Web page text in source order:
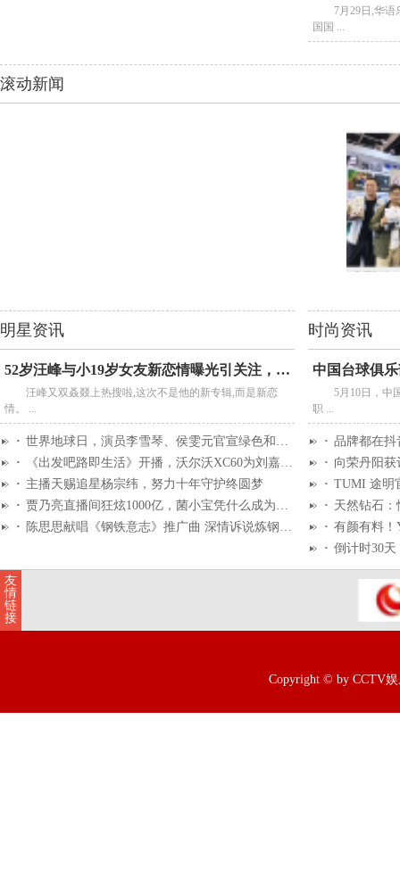
7月29日,华
国国 ...
滚动新闻
明星资讯
52岁汪峰与小19岁女友新恋情曝光引关注，真正正能量
汪峰又双叒叕上热搜啦,这次不是他的新专辑,而是新恋
情。 ...
· 世界地球日，演员李雪琴、侯雯元官宣绿色和平大使
·
《出发吧路即生活》开播，沃尔沃XC60为刘嘉玲打造北
· 主播天赐追星杨宗纬，努力十年守护终圆梦
· 贾乃亮直播间狂炫1000亿，菌小宝凭什么成为益生菌届
· 陈思思献唱《钢铁意志》推广曲 深情诉说炼钢往事
时尚资讯
5月10日，中
职 ...
· 品牌都在抖
· 向荣丹阳获评
· TUMI 途明
· 天然钻石
· 有颜有料！
· 倒计时30天！
友
情
链
接
Copyright © by CCTV